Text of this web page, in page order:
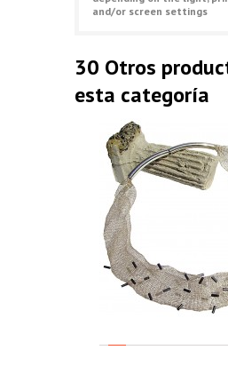
and/or screen settings
30 Otros
esta categoría